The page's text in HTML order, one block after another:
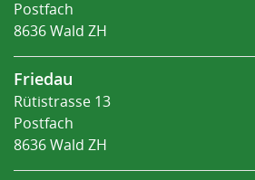
Postfach
8636 Wald ZH
Friedau
Rütistrasse 13
Postfach
8636 Wald ZH